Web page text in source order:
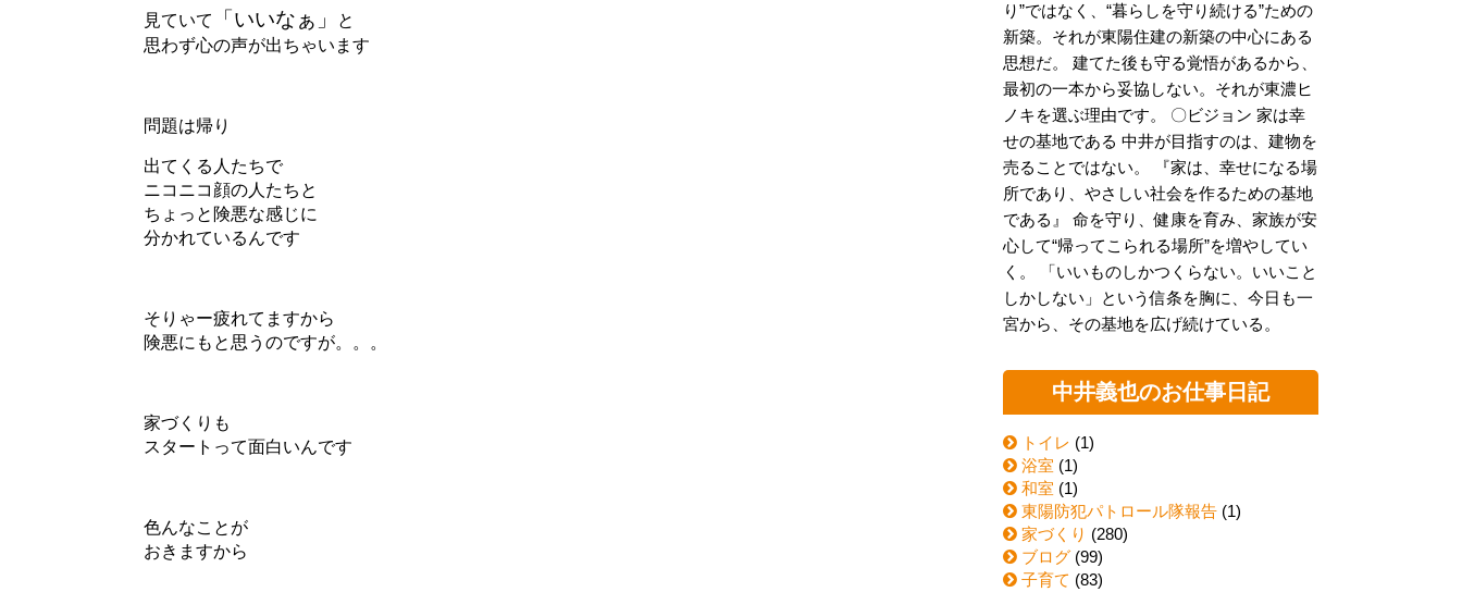
見ていて 「いいなぁ」
と
思わず心の声が出ちゃいます
問題は帰り
出てくる人たちで
ニコニコ顔の人たちと
ちょっと険悪な感じに
分かれているんです
そりゃー疲れてますから
険悪にもと思うのですが。。。
家づくりも
スタートって面白いんです
色んなことが
おきますから
り”ではなく、“暮らしを守り続ける”ための
新築。それが東陽住建の新築の中心にある
思想だ。 建てた後も守る覚悟があるから、
最初の一本から妥協しない。それが東濃ヒ
ノキを選ぶ理由です。 〇ビジョン 家は幸
せの基地である 中井が目指すのは、建物を
売ることではない。 『家は、幸せになる場
所であり、やさしい社会を作るための基地
である』 命を守り、健康を育み、家族が安
心して“帰ってこられる場所”を増やしてい
く。 「いいものしかつくらない。いいこと
しかしない」という信条を胸に、今日も一
宮から、その基地を広げ続けている。
中井義也のお仕事日記
トイレ (1)
浴室 (1)
和室 (1)
東陽防犯パトロール隊報告 (1)
家づくり (280)
ブログ (99)
子育て (83)